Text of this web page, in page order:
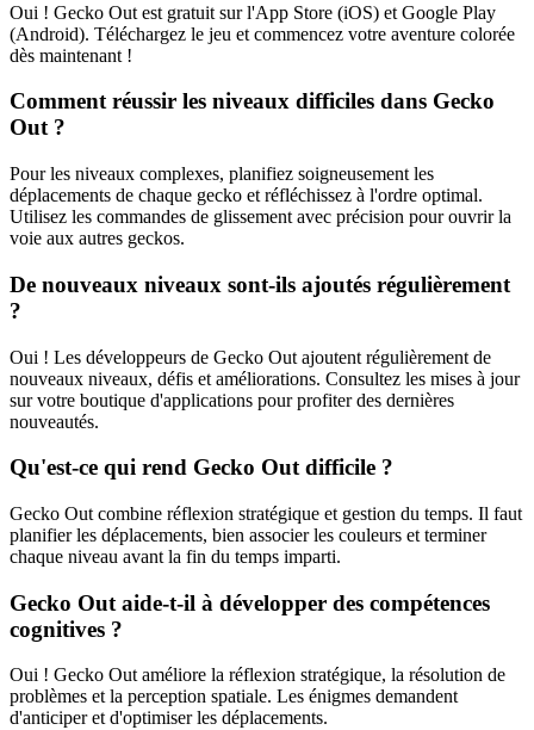
Oui ! Gecko Out est gratuit sur l'App Store (iOS) et Google Play
(Android). Téléchargez le jeu et commencez votre aventure colorée
dès maintenant !
Comment réussir les niveaux difficiles dans Gecko
Out ?
Pour les niveaux complexes, planifiez soigneusement les
déplacements de chaque gecko et réfléchissez à l'ordre optimal.
Utilisez les commandes de glissement avec précision pour ouvrir la
voie aux autres geckos.
De nouveaux niveaux sont-ils ajoutés régulièrement
?
Oui ! Les développeurs de Gecko Out ajoutent régulièrement de
nouveaux niveaux, défis et améliorations. Consultez les mises à jour
sur votre boutique d'applications pour profiter des dernières
nouveautés.
Qu'est-ce qui rend Gecko Out difficile ?
Gecko Out combine réflexion stratégique et gestion du temps. Il faut
planifier les déplacements, bien associer les couleurs et terminer
chaque niveau avant la fin du temps imparti.
Gecko Out aide-t-il à développer des compétences
cognitives ?
Oui ! Gecko Out améliore la réflexion stratégique, la résolution de
problèmes et la perception spatiale. Les énigmes demandent
d'anticiper et d'optimiser les déplacements.